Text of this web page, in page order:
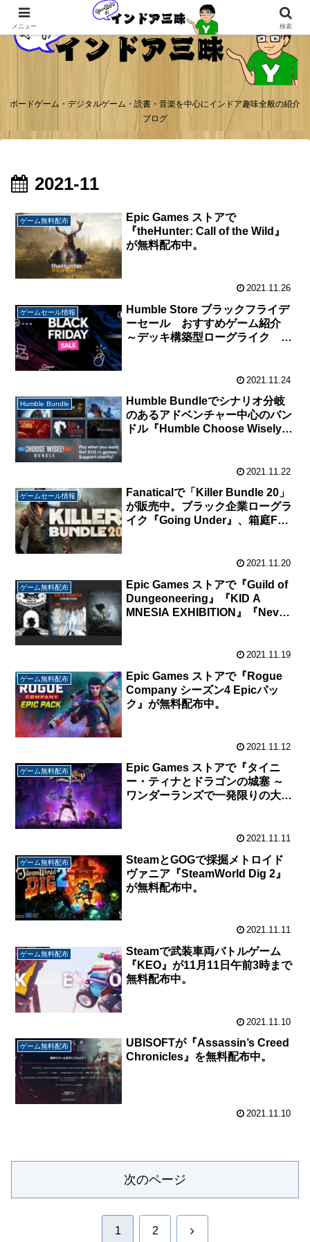
ボードゲーム・デジタルゲーム・読書・音楽を中心にインドア趣味全般の紹介
ブログ
2021-11
ゲーム無料配布
Epic Games ストアで
『theHunter: Call of the Wild』
が無料配布中。
2021.11.26
ゲームセール情報
Humble Store ブラックフライデ
ーセール おすすめゲーム紹介
～デッキ構築型ローグライク 編
2021.11.24
Humble Bundle
Humble Bundleでシナリオ分岐
のあるアドベンチャー中心のバン
ドル『Humble Choose Wisely
2021.11.22
ゲームセール情報
Fanaticalで「Killer Bundle 20」
が販売中。ブラック企業ローグラ
イク『Going Under』、箱庭FPS
2021.11.20
ゲーム無料配布
Epic Games ストアで『Guild of
Dungeoneering』『KID A
MNESIA EXHIBITION』『Never
2021.11.19
ゲーム無料配布
Epic Games ストアで『Rogue
Company シーズン4 Epicパッ
ク』が無料配布中。
2021.11.12
ゲーム無料配布
Epic Games ストアで『タイニ
ー・ティナとドラゴンの城塞 ～
ワンダーランズで一発限りの大冒
2021.11.11
ゲーム無料配布
SteamとGOGで採掘メトロイド
ヴァニア『SteamWorld Dig 2』
が無料配布中。
2021.11.11
ゲーム無料配布
Steamで武装車両バトルゲーム
『KEO』が11月11日午前3時まで
無料配布中。
2021.11.10
ゲーム無料配布
UBISOFTが『Assassin’s Creed
Chronicles』を無料配布中。
2021.11.10
次のページ
1 2 次
メニュー 検索